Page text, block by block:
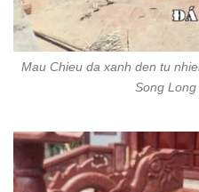
Mau Chieu da xanh den tu
Song